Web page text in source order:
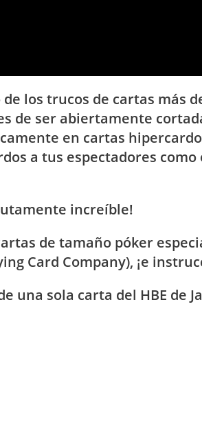
de los trucos de cartas
de ser abiertamente
en cartas
a tus espectadores
increíble!
de tamaño póker
Card Company), ¡e
una sola carta del HBE de